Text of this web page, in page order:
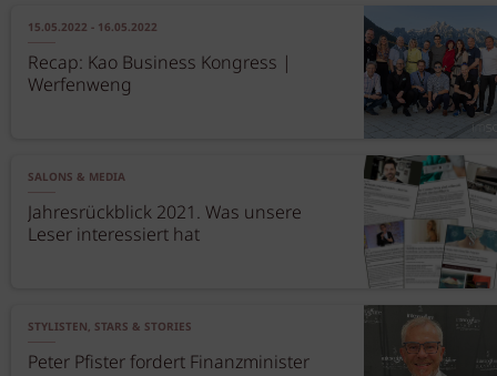
15.05.2022 - 16.05.2022
Recap: Kao Business Kongress |
Werfenweng
SALONS & MEDIA
Jahresrückblick 2021. Was unsere
Leser interessiert hat
STYLISTEN, STARS & STORIES
Peter Pfister fordert Finanzminister